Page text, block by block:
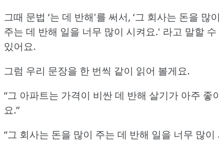
그때 문법 ‘는 데 반해'를 써서, ‘그 회사는 돈을 많
주는 데 반해 일을 너무 많이 시켜요.' 라고 말할 수
있어요.
그럼 우리 문장을 한 번씩 같이 읽어 볼게요.
“그 아파트는 가격이 비싼 데 반해 살기가 아주 좋
요.”
“그 회사는 돈을 많이 주는 데 반해 일을 너무 많이